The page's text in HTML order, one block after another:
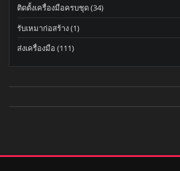
ติดตั้งเครื่องมือครบชุด(34)
รับเหมาก่อสร้าง(1)
ส่งเครื่องมือ (111)